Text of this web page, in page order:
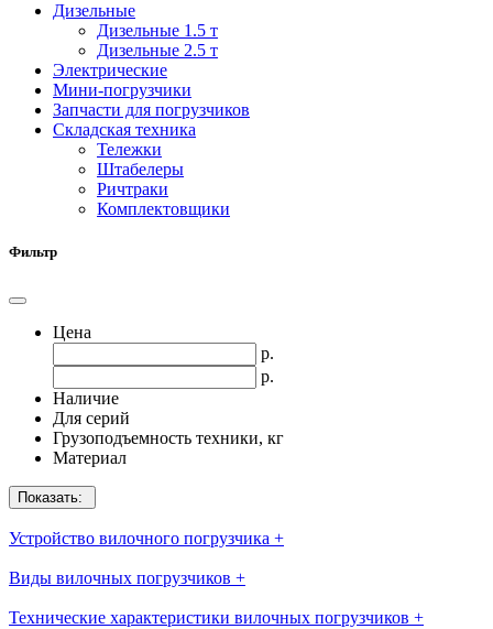
Дизельные
Дизельные 1.5 т
Дизельные 2.5 т
Электрические
Мини-погрузчики
Запчасти для погрузчиков
Складская техника
Тележки
Штабелеры
Ричтраки
Комплектовщики
Фильтр
Цена
р.
р.
Наличие
Для серий
Грузоподъемность техники, кг
Материал
Показать:
Устройство вилочного погрузчика +
Виды вилочных погрузчиков +
Технические характеристики вилочных погрузчиков +